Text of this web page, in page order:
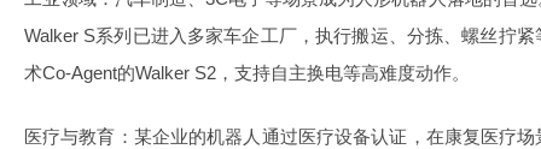
Walker S系列已进入多家车企工厂，执行搬运、分拣、螺丝拧
术Co-Agent的Walker S2，支持自主换电等高难度动作。
医疗与教育：某企业的机器人通过医疗设备认证，在康复医疗